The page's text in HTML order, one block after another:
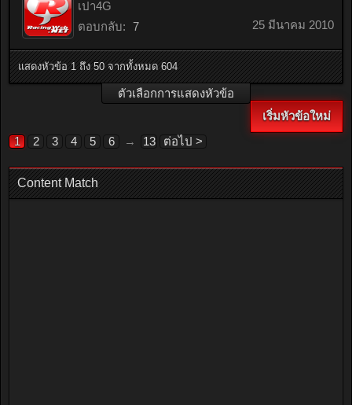
เปา4G
ตอบกลับ: 7 25 มีนาคม 2010
แสดงหัวข้อ 1 ถึง 50 จากทั้งหมด 604
ตัวเลือกการแสดงหัวข้อ
เริ่มหัวข้อใหม่
1
2 3 4 5 6 → 13 ต่อไป >
Content Match